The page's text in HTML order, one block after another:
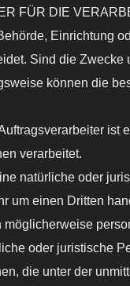
FÜR DIE
Einrichtung
Sind die
können die
ist
verarbeitet.
natürliche oder
um einen Dritten
oder juristische
die unter der